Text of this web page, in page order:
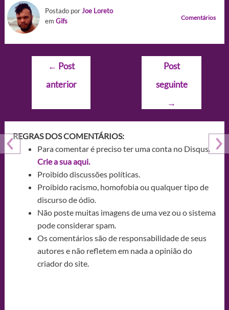
Postado porJoe Loreto
em Gifs Comentários
Navegação
Post
← Post
anterior
Post
seguinte
→
REGRAS DOS COMENTÁRIOS:
Para comentar é preciso ter uma conta no Disqus.
Crie a sua aqui.
Proibido discussões políticas.
Proibido racismo, homofobia ou qualquer tipo de
discurso de ódio.
Não poste muitas imagens de uma vez ou o sistema
pode considerar spam.
Os comentários são de responsabilidade de seus
autores e não refletem em nada a opinião do
criador do site.